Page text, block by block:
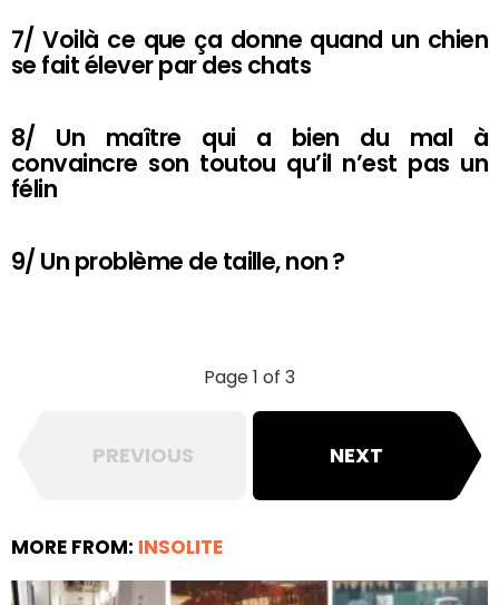
7/ Voilà ce que ça donne quand un chien
se fait élever par des chats
8/ Un maître qui a bien du mal à
convaincre son toutou qu’il n’est pas un
félin
9/ Un problème de taille, non ?
Page 1 of 3
PREVIOUS NEXT
MORE FROM: INSOLITE